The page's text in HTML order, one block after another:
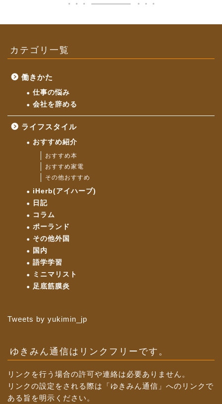
カテゴリ一覧
働きかた
仕事の悩み
会社を辞める
ライフスタイル
おすすめ紹介
おすすめ本
おすすめ家電
その他おすすめ
iHerb(アイハーブ)
日記
コラム
ポーランド
その他外国
国内
語学学習
ミニマリスト
足底筋膜炎
Tweets by yukimin_jp
ゆきみん通信はリンクフリーです。
リンクを行う場合の許可や連絡は必要ありません。
リンクの設定をされる際は「ゆきみん通信」へのリンクで
ある旨を明示ください。